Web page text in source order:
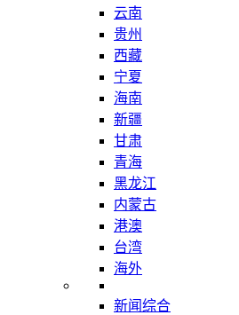
云南
贵州
西藏
宁夏
海南
新疆
甘肃
青海
黑龙江
内蒙古
港澳
台湾
海外
新闻综合